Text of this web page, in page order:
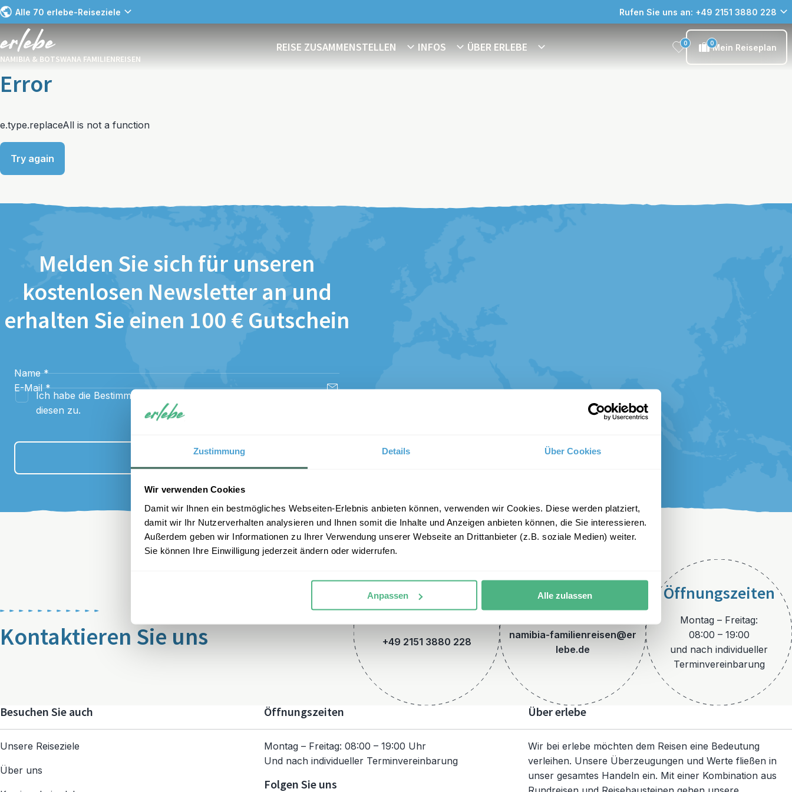
Zustimmung Details Über Cookies
Wir verwenden Cookies
Damit wir Ihnen ein bestmögliches Webseiten-Erlebnis anbieten können, verwenden wir Cookies. Diese werden platziert,
damit wir Ihr Nutzerverhalten analysieren und Ihnen somit die Inhalte und Anzeigen anbieten können, die Sie interessieren.
Außerdem geben wir Informationen zu Ihrer Verwendung unserer Webseite an Drittanbieter (z.B. soziale Medien) weiter.
Sie können Ihre Einwilligung jederzeit ändern oder widerrufen.
Anpassen Alle zulassen
Alle 70 erlebe-Reiseziele Rufen Sie uns an: +49 2151 3880 228
NAMIBIA & BOTSWANA FAMILIENREISEN
REISE ZUSAMMENSTELLEN INFOS ÜBER ERLEBE 0 0Mein Reiseplan
Error
e.type.replaceAll is not a function
Try again
Melden Sie sich für unseren
kostenlosen Newsletter an und
erhalten Sie einen 100 € Gutschein
Name *
E-Mail *
Ich habe die Bestimmungen zum
diesen zu.
Anmelden
Kontaktieren Sie uns
Telefon
+49 2151 3880 228
E-Mail
namibia-familienreisen@er
lebe.de
Öffnungszeiten
Montag – Freitag:
08:00 – 19:00
und nach individueller
Terminvereinbarung
Besuchen Sie auch
Unsere Reiseziele
Über uns
Öffnungszeiten
Montag – Freitag: 08:00 – 19:00 Uhr
Und nach individueller Terminvereinbarung
Folgen Sie uns
Über erlebe
Wir bei erlebe möchten dem Reisen eine Bedeutung
verleihen. Unsere Überzeugungen und Werte fließen in
unser gesamtes Handeln ein. Mit einer Kombination aus